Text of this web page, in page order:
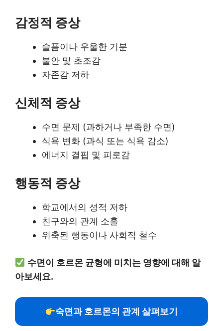
감정적 증상
슬픔이나 우울한 기분
불안 및 초조감
자존감 저하
신체적 증상
수면 문제 (과하거나 부족한 수면)
식욕 변화 (과식 또는 식욕 감소)
에너지 결핍 및 피로감
행동적 증상
학교에서의 성적 저하
친구와의 관계 소홀
위축된 행동이나 사회적 철수
수면이 호르몬 균형에 미치는 영향에 대해 알
아보세요.
숙면과 호르몬의 관계 살펴보기